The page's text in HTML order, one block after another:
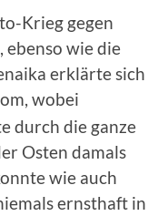
Krieg gegen
wie die
erklärte sich
wobei
durch die ganze
Osten damals
wie auch
ernsthaft in